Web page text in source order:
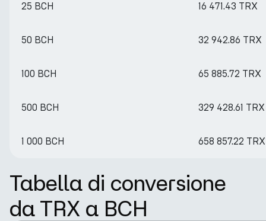
25 BCH 16 471.43 TRX
50 BCH 32 942.86 TRX
100 BCH 65 885.72 TRX
500 BCH 329 428.61 TRX
1 000 BCH 658 857.22 TRX
Tabella di conversione
da TRX a BCH